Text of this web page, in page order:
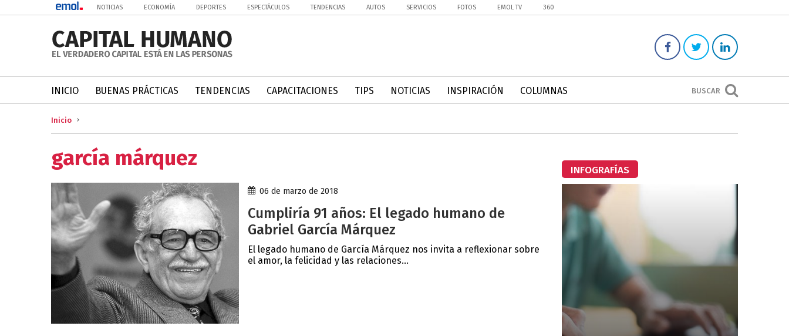
NOTICIAS ECONOMÍA DEPORTES ESPECTÁCULOS TENDENCIAS AUTOS SERVICIOS FOTOS EMOL TV 360
BUSCAR
INICIO BUENAS PRÁCTICAS TENDENCIAS CAPACITACIONES TIPS NOTICIAS INSPIRACIÓN COLUMNAS
Inicio
garcía márquez
06 de marzo de 2018
Cumpliría 91 años: El legado humano de
Gabriel García Márquez
El legado humano de García Márquez nos invita a reflexionar sobre
el amor, la felicidad y las relaciones...
INFOGRAFÍAS